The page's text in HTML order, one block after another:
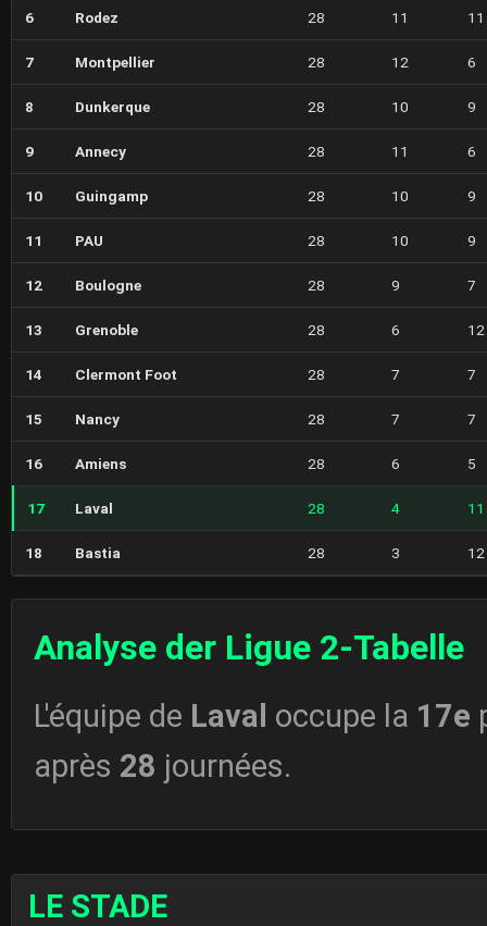
6 Rodez 28 11 11
7 Montpellier 28 12 6
8 Dunkerque 28 10 9
9 Annecy 28 11 6
10 Guingamp 28 10 9
11 PAU 28 10 9
12 Boulogne 28 9 7
13 Grenoble 28 6 12
14 Clermont Foot 28 7 7
15 Nancy 28 7 7
16 Amiens 28 6 5
17 Laval 28 4 11
18 Bastia 28 3 12
Analyse der Ligue 2-Tabelle
L'équipe de Laval occupe la 17e
après 28 journées.
LE STADE